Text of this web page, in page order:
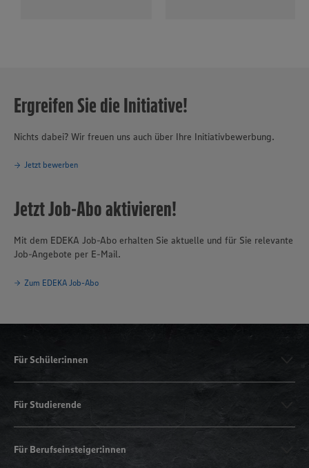
Ergreifen Sie die Initiative!
Nichts dabei? Wir freuen uns auch über Ihre Initiativbewerbung.
Jetzt bewerben
Jetzt Job-Abo aktivieren!
Mit dem EDEKA Job-Abo erhalten Sie aktuelle und für Sie relevante
Job-Angebote per E-Mail.
Zum EDEKA Job-Abo
Für Schüler:innen
Für Studierende
Für Berufseinsteiger:innen